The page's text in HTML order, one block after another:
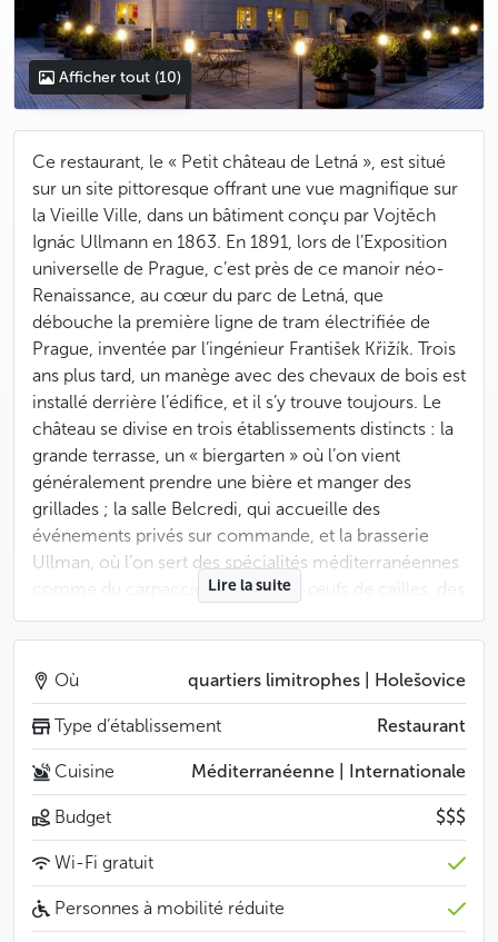
Afficher tout (10)
Ce restaurant, le « Petit château de Letná », est situé
sur un site pittoresque offrant une vue magnifique sur
la Vieille Ville, dans un bâtiment conçu par Vojtěch
Ignác Ullmann en 1863. En 1891, lors de l’Exposition
universelle de Prague, c’est près de ce manoir néo-
Renaissance, au cœur du parc de Letná, que
débouche la première ligne de tram électrifiée de
Prague, inventée par l’ingénieur František Křižík. Trois
ans plus tard, un manège avec des chevaux de bois est
installé derrière l’édifice, et il s’y trouve toujours. Le
château se divise en trois établissements distincts : la
grande terrasse, un « biergarten » où l’on vient
généralement prendre une bière et manger des
grillades ; la salle Belcredi, qui accueille des
événements privés sur commande, et la brasserie
Ullman, où l’on sert des spécialités méditerranéennes
comme du carpaccio de thon aux œufs de cailles, des
coquilles Saint-Jacques ou encore du confit de lapin
dans une sauce aux girolles. Un terrain de pétanque
pouvant accueillir une cinquantaine de joueurs jouxte
la terrasse du restaurant. En vous y prenant un peu à
l’avance, vous pourrez commander un barbecue pour
agrémenter votre tournoi.
Lire la suite
Où quartiers limitrophes | Holešovice
Type d’établissement Restaurant
Cuisine Méditerranéenne | Internationale
Budget $$$
Wi-Fi gratuit
Personnes à mobilité réduite